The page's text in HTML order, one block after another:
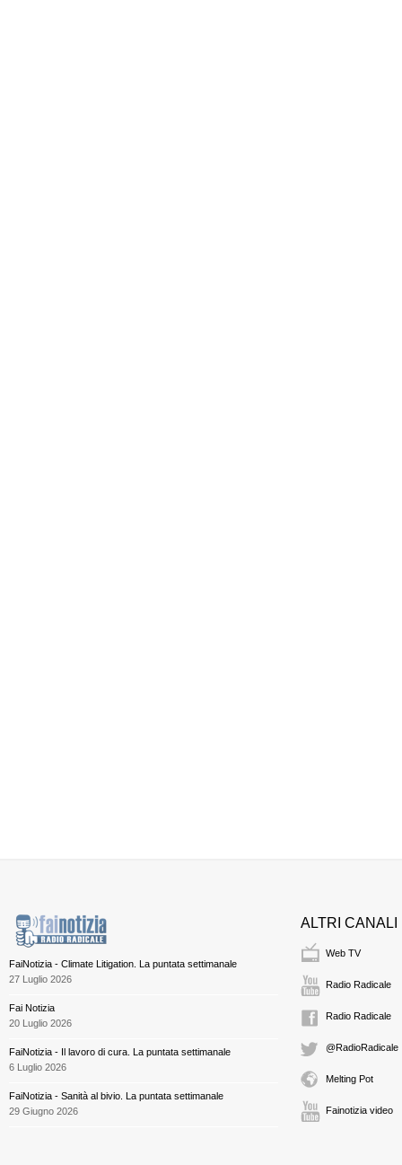
FaiNotizia - Climate Litigation. La puntata settimanale
27 Luglio 2026
Fai Notizia
20 Luglio 2026
FaiNotizia - Il lavoro di cura. La puntata settimanale
6 Luglio 2026
FaiNotizia - Sanità al bivio. La puntata settimanale
29 Giugno 2026
ALTRI CANALI
Web TV
Radio Radicale
Radio Radicale
@RadioRadicale
Melting Pot
Fainotizia video